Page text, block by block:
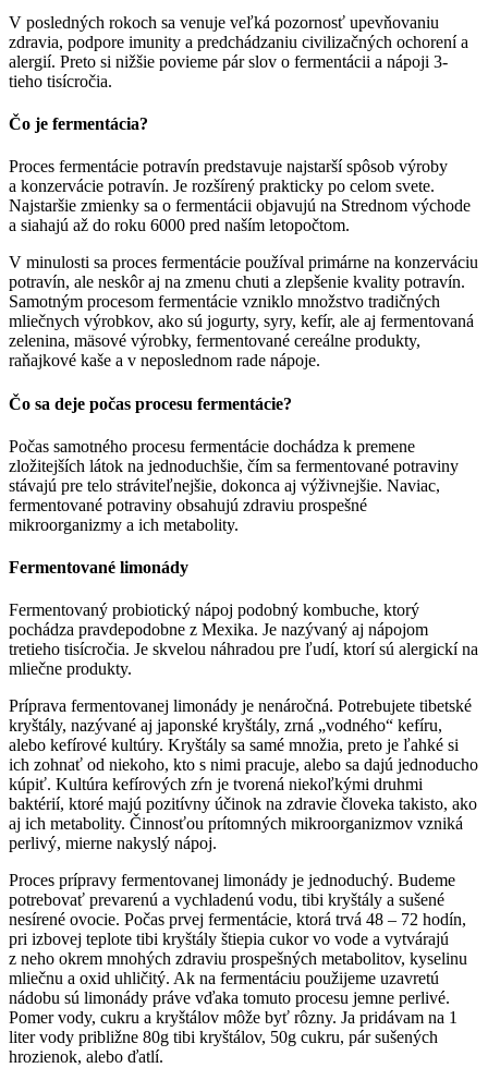
V posledných rokoch sa venuje veľká pozornosť upevňovaniu
zdravia, podpore imunity a predchádzaniu civilizačných ochorení a
alergií. Preto si nižšie povieme pár slov o fermentácii a nápoji 3-
tieho tisícročia.
Čo je fermentácia?
Proces fermentácie potravín predstavuje najstarší spôsob výroby
a konzervácie potravín. Je rozšírený prakticky po celom svete.
Najstaršie zmienky sa o fermentácii objavujú na Strednom východe
a siahajú až do roku 6000 pred naším letopočtom.
V minulosti sa proces fermentácie používal primárne na konzerváciu
potravín, ale neskôr aj na zmenu chuti a zlepšenie kvality potravín.
Samotným procesom fermentácie vzniklo množstvo tradičných
mliečnych výrobkov, ako sú jogurty, syry, kefír, ale aj fermentovaná
zelenina, mäsové výrobky, fermentované cereálne produkty,
raňajkové kaše a v neposlednom rade nápoje.
Čo sa deje počas procesu fermentácie?
Počas samotného procesu fermentácie dochádza k premene
zložitejších látok na jednoduchšie, čím sa fermentované potraviny
stávajú pre telo stráviteľnejšie, dokonca aj výživnejšie. Naviac,
fermentované potraviny obsahujú zdraviu prospešné
mikroorganizmy a ich metabolity.
Fermentované limonády
Fermentovaný probiotický nápoj podobný kombuche, ktorý
pochádza pravdepodobne z Mexika. Je nazývaný aj nápojom
tretieho tisícročia. Je skvelou náhradou pre ľudí, ktorí sú alergickí na
mliečne produkty.
Príprava fermentovanej limonády je nenáročná. Potrebujete tibetské
kryštály, nazývané aj japonské kryštály, zrná „vodného“ kefíru,
alebo kefírové kultúry. Kryštály sa samé množia, preto je ľahké si
ich zohnať od niekoho, kto s nimi pracuje, alebo sa dajú jednoducho
kúpiť. Kultúra kefírových zŕn je tvorená niekoľkými druhmi
baktérií, ktoré majú pozitívny účinok na zdravie človeka takisto, ako
aj ich metabolity. Činnosťou prítomných mikroorganizmov vzniká
perlivý, mierne nakyslý nápoj.
Proces prípravy fermentovanej limonády je jednoduchý. Budeme
potrebovať prevarenú a vychladenú vodu, tibi kryštály a sušené
nesírené ovocie. Počas prvej fermentácie, ktorá trvá 48 – 72 hodín,
pri izbovej teplote tibi kryštály štiepia cukor vo vode a vytvárajú
z neho okrem mnohých zdraviu prospešných metabolitov, kyselinu
mliečnu a oxid uhličitý. Ak na fermentáciu použijeme uzavretú
nádobu sú limonády práve vďaka tomuto procesu jemne perlivé.
Pomer vody, cukru a kryštálov môže byť rôzny. Ja pridávam na 1
liter vody približne 80g tibi kryštálov, 50g cukru, pár sušených
hrozienok, alebo ďatlí.